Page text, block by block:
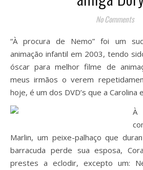
No Comments
“À procura de Nemo” foi um
animação infantil em 2003, tendo
óscar para melhor filme de
meus irmãos o verem
hoje, é um dos DVD’s que a Carolina
À
Marlin, um peixe-palhaço que
barracuda perde sua esposa,
prestes a eclodir, excepto um: